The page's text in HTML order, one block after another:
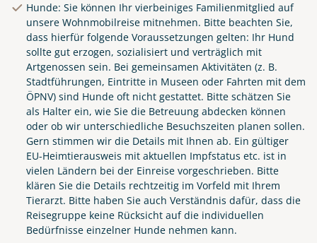
Hunde: Sie können Ihr vierbeiniges Familienmitglied auf
unsere Wohnmobilreise mitnehmen. Bitte beachten Sie,
dass hierfür folgende Voraussetzungen gelten: Ihr Hund
sollte gut erzogen, sozialisiert und verträglich mit
Artgenossen sein. Bei gemeinsamen Aktivitäten (z. B.
Stadtführungen, Eintritte in Museen oder Fahrten mit dem
ÖPNV) sind Hunde oft nicht gestattet. Bitte schätzen Sie
als Halter ein, wie Sie die Betreuung abdecken können
oder ob wir unterschiedliche Besuchszeiten planen sollen.
Gern stimmen wir die Details mit Ihnen ab. Ein gültiger
EU-Heimtierausweis mit aktuellen Impfstatus etc. ist in
vielen Ländern bei der Einreise vorgeschrieben. Bitte
klären Sie die Details rechtzeitig im Vorfeld mit Ihrem
Tierarzt. Bitte haben Sie auch Verständnis dafür, dass die
Reisegruppe keine Rücksicht auf die individuellen
Bedürfnisse einzelner Hunde nehmen kann.